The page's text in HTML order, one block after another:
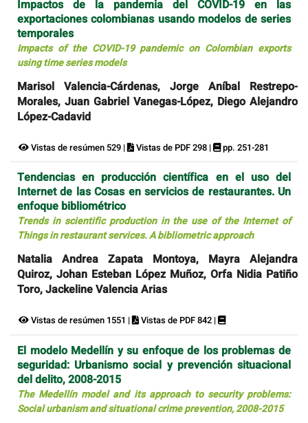
Impactos de la pandemia del COVID-19 en las
exportaciones colombianas usando modelos de series
temporales
Impacts of the COVID-19 pandemic on Colombian exports
using time series models
Marisol Valencia-Cárdenas, Jorge Aníbal Restrepo-
Morales, Juan Gabriel Vanegas-López, Diego Alejandro
López-Cadavid
Vistas de resúmen 529 | Vistas de PDF 298 | pp. 251-281
Tendencias en producción científica en el uso del
Internet de las Cosas en servicios de restaurantes. Un
enfoque bibliométrico
Trends in scientific production in the use of the Internet of
Things in restaurant services. A bibliometric approach
Natalia Andrea Zapata Montoya, Mayra Alejandra
Quiroz, Johan Esteban López Muñoz, Orfa Nidia Patiño
Toro, Jackeline Valencia Arias
Vistas de resúmen 1551 | Vistas de PDF 842 |
El modelo Medellín y su enfoque de los problemas de
seguridad: Urbanismo social y prevención situacional
del delito, 2008-2015
The Medellín model and its approach to security problems:
Social urbanism and situational crime prevention, 2008-2015